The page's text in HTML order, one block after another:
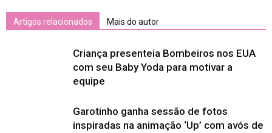
Artigos relacionados Mais do autor
Criança presenteia Bombeiros nos EUA
com seu Baby Yoda para motivar a
equipe
Garotinho ganha sessão de fotos
inspiradas na animação ‘Up’ com avós de